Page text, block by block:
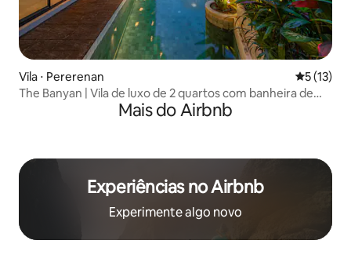
Vila ⋅ Pererenan 5 de uma
5 (13)
The Banyan | Vila de luxo de 2 quartos com banheira de
hidromassagem e banho de gelo
Mais do Airbnb
Experiências no Airbnb
Experimente algo novo